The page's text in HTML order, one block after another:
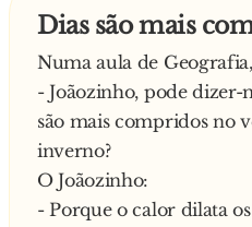
Dias são mais
Numa aula de
- Joãozinho, pode dizer-
são mais compridos no
inverno?
O Joãozinho:
- Porque o calor dilata